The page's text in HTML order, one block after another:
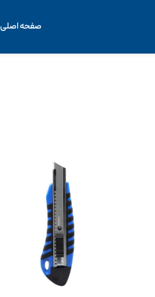
صفحه اصلی